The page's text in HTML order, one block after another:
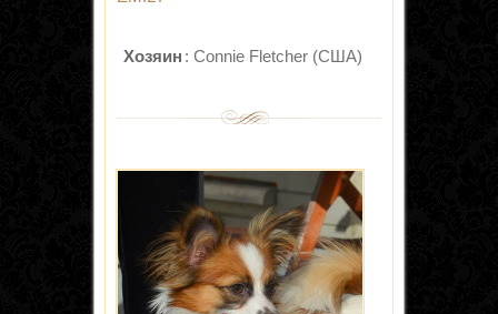
Хозяин : Connie Fletcher (США)